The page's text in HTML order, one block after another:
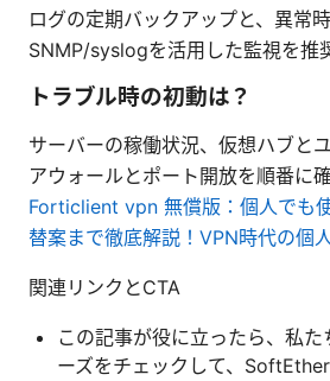
ログの定期バックアップと、異常
SNMP/syslogを活用した監視を推
トラブル時の初動は？
サーバーの稼働状況、仮想ハブと
アウォールとポート開放を順番に確
Forticlient vpn 無償版：個人でも使
替案まで徹底解説！VPN時代の個
関連リンクとCTA
この記事が役に立ったら、私た
ーズをチェックして、